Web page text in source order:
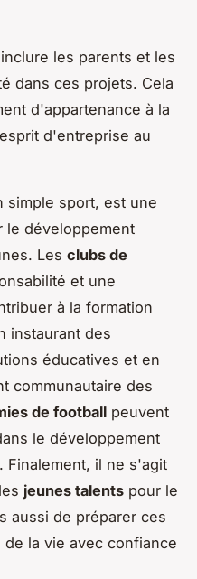
les parents et les
dans ces projets. Cela
d'appartenance à la
d'entreprise au
simple sport, est une
le développement
Les clubs de
et une
à la formation
instaurant des
éducatives et en
communautaire des
de football peuvent
le développement
Finalement, il ne s'agit
jeunes talents pour le
aussi de préparer ces
la vie avec confiance